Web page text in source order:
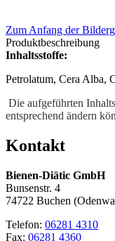
Zum Anfang der
Produktbeschreibung
Inhaltsstoffe:
Petrolatum, Cera Alba,
Die aufgeführten
entsprechend ändern
Kontakt
Bienen-Diätic GmbH
Bunsenstr. 4
74722 Buchen
Telefon: 06281 4310
Fax: 06281 4360